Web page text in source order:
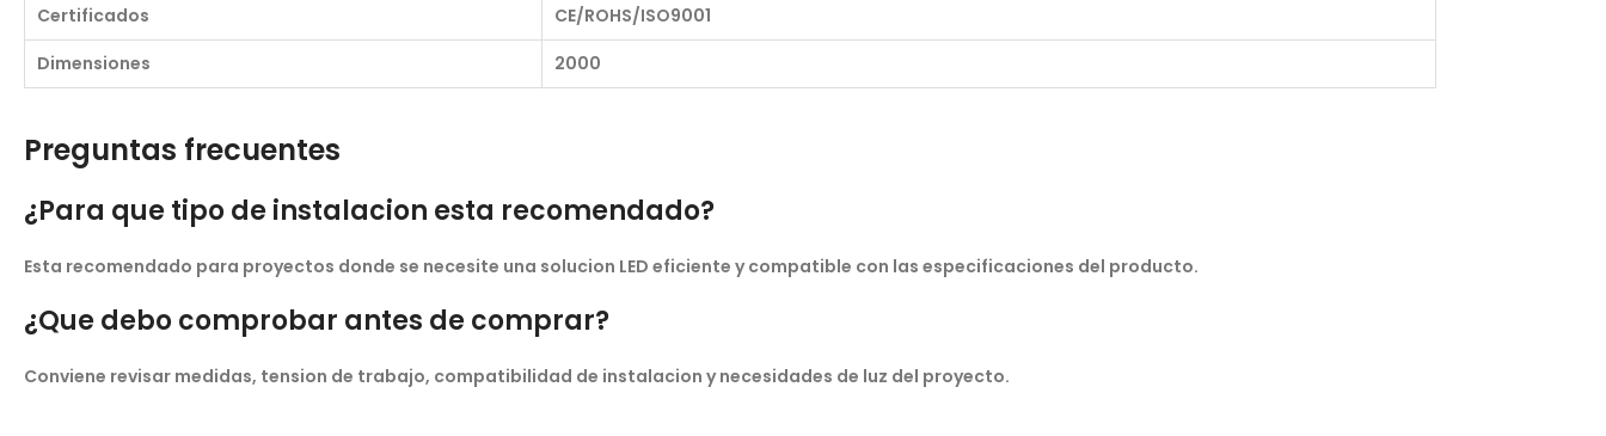
Certificados
CE/ROHS/ISO9001
Dimensiones
2000
Preguntas frecuentes
¿Para que tipo de instalacion esta recomendado?
Esta recomendado para proyectos donde se necesite una solucion LED eficiente y compatible con las especificaciones del producto.
¿Que debo comprobar antes de comprar?
Conviene revisar medidas, tension de trabajo, compatibilidad de instalacion y necesidades de luz del proyecto.